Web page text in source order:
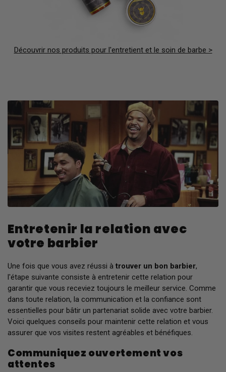
Découvrir nos produits pour l'entretient et le soin de barbe >
Entretenir la relation avec
votre barbier
Une fois que vous avez réussi à trouver un bon barbier,
l'étape suivante consiste à entretenir cette relation pour
garantir que vous receviez toujours le meilleur service. Comme
dans toute relation, la communication et la confiance sont
essentielles pour bâtir un partenariat solide avec votre barbier.
Voici quelques conseils pour maintenir cette relation et vous
assurer que vos visites restent agréables et bénéfiques.
Communiquez ouvertement vos
attentes